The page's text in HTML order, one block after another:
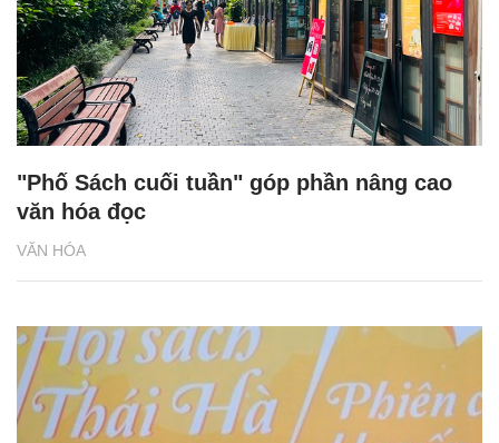
VĂN HÓA
"Phố Sách cuối tuần" góp phần nâng cao
văn hóa đọc